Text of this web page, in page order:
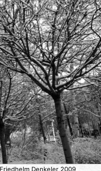
Denkeler 2009